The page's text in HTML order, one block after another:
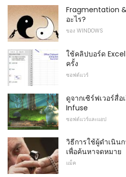
Fragmentation
อะไร?
ของ WINDOWS
ใช้คลิปบอร์ด
ครั้ง
ซอฟต์แวร์
ดูจากเซิร์ฟเวอร์สื่
Infuse
ซอฟต์แวร์และแอป
วิธีการใช้ผู้ดำเนิน
เพื่อค้นหาจดหมาย
แม็ค